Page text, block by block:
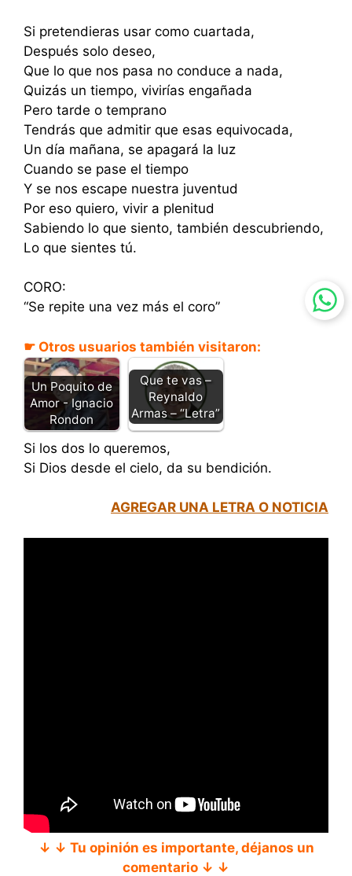
Si pretendieras usar como cuartada,
Después solo deseo,
Que lo que nos pasa no conduce a nada,
Quizás un tiempo, vivirías engañada
Pero tarde o temprano
Tendrás que admitir que esas equivocada,
Un día mañana, se apagará la luz
Cuando se pase el tiempo
Y se nos escape nuestra juventud
Por eso quiero, vivir a plenitud
Sabiendo lo que siento, también descubriendo,
Lo que sientes tú.
CORO:
“Se repite una vez más el coro”
☛ Otros usuarios también visitaron:
Un Poquito de
Amor - Ignacio
Rondon
Que te vas –
Reynaldo
Armas – “Letra”
Si los dos lo queremos,
Si Dios desde el cielo, da su bendición.
AGREGAR UNA LETRA O NOTICIA
↓ ↓ Tu opinión es importante, déjanos un
comentario ↓ ↓